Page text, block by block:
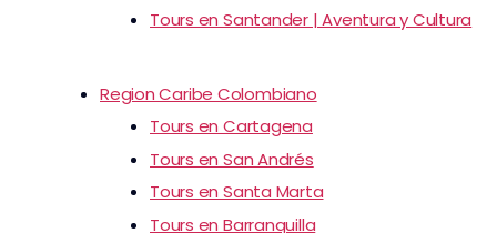
Tours en Santander | Aventura y Cultura
Region Caribe Colombiano
Tours en Cartagena
Tours en San Andrés
Tours en Santa Marta
Tours en Barranquilla